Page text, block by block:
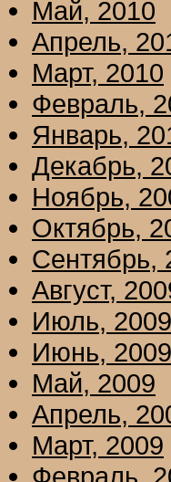
Май, 2010
Апрель,
Март, 2010
Февраль,
Январь,
Декабрь,
Ноябрь,
Октябрь,
Сентябрь,
Август,
Июль, 2009
Июнь, 2009
Май, 2009
Апрель,
Март, 2009